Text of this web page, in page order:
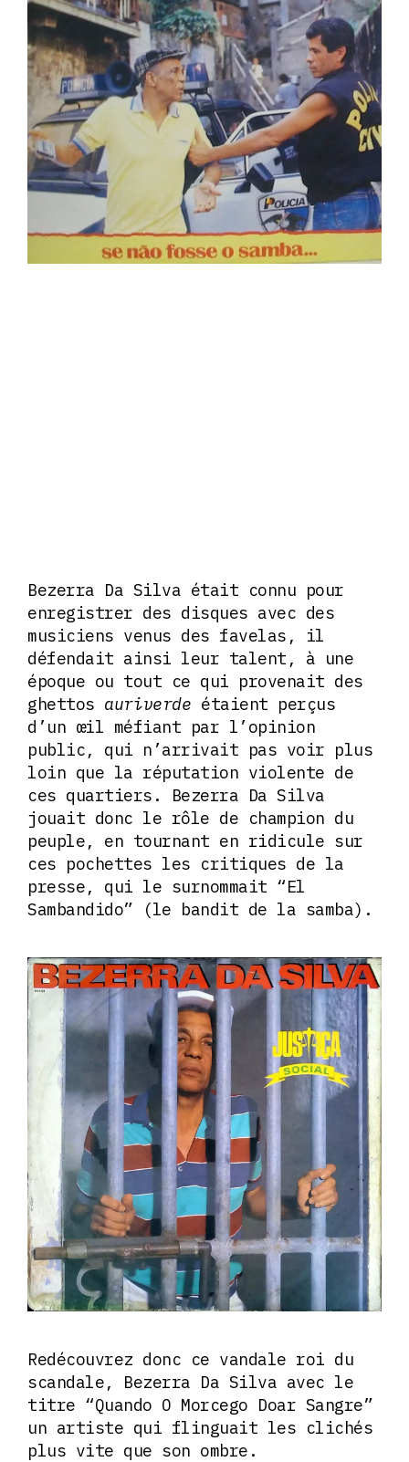
Bezerra Da Silva était connu pour
enregistrer des disques avec des
musiciens venus des favelas, il
défendait ainsi leur talent, à une
époque ou tout ce qui provenait des
ghettos auriverde étaient perçus
d’un œil méfiant par l’opinion
public, qui n’arrivait pas voir plus
loin que la réputation violente de
ces quartiers. Bezerra Da Silva
jouait donc le rôle de champion du
peuple, en tournant en ridicule sur
ces pochettes les critiques de la
presse, qui le surnommait “El
Sambandido” (le bandit de la samba).
Redécouvrez donc ce vandale roi du
scandale, Bezerra Da Silva avec le
titre “Quando O Morcego Doar Sangre”
un artiste qui flinguait les clichés
plus vite que son ombre.